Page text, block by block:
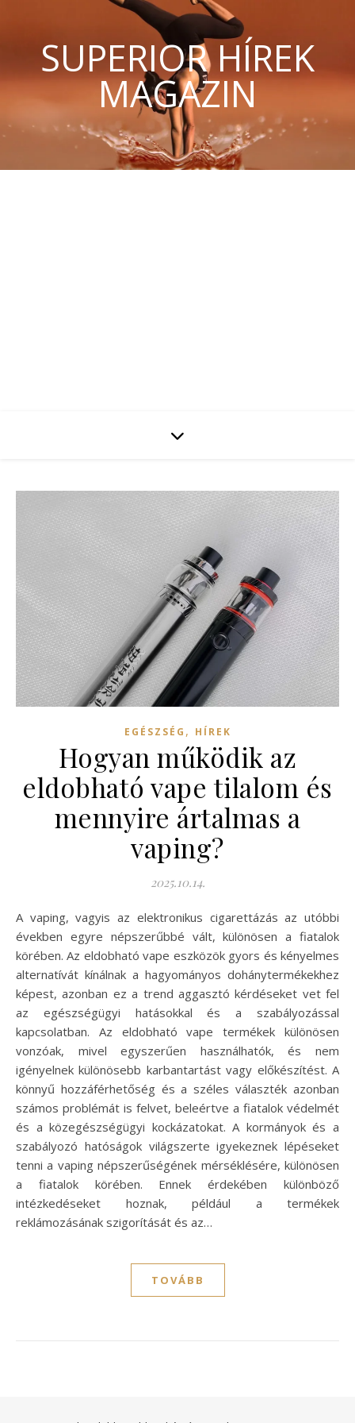
SUPERIOR HÍREK
MAGAZIN
EGÉSZSÉG , HÍREK
Hogyan működik az
eldobható vape tilalom és
mennyire ártalmas a
vaping?
2025.10.14.
A vaping, vagyis az elektronikus cigarettázás az utóbbi
években egyre népszerűbbé vált, különösen a fiatalok
körében. Az eldobható vape eszközök gyors és kényelmes
alternatívát kínálnak a hagyományos dohánytermékekhez
képest, azonban ez a trend aggasztó kérdéseket vet fel
az egészségügyi hatásokkal és a szabályozással
kapcsolatban. Az eldobható vape termékek különösen
vonzóak, mivel egyszerűen használhatók, és nem
igényelnek különösebb karbantartást vagy előkészítést. A
könnyű hozzáférhetőség és a széles választék azonban
számos problémát is felvet, beleértve a fiatalok védelmét
és a közegészségügyi kockázatokat. A kormányok és a
szabályozó hatóságok világszerte igyekeznek lépéseket
tenni a vaping népszerűségének mérséklésére, különösen
a fiatalok körében. Ennek érdekében különböző
intézkedéseket hoznak, például a termékek
reklámozásának szigorítását és az…
TOVÁBB